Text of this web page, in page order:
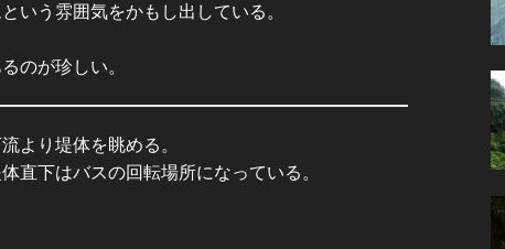
いう雰囲気をかもし出している。
のが珍しい。
より堤体を眺める。
直下はバスの回転場所になっている。